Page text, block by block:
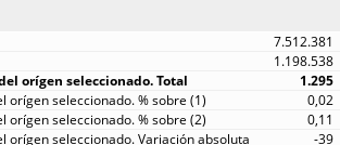
7.512.381
1.198.538
1.295
0,02
0,11
-39